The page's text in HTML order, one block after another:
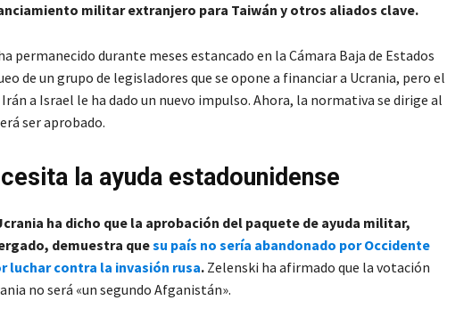
militar extranjero para Taiwán y otros aliados clave.
permanecido durante meses estancado en la Cámara Baja de Estados
de un grupo de legisladores que se opone a financiar a Ucrania, pero el
a Israel le ha dado un nuevo impulso. Ahora, la normativa se dirige al
ser aprobado.
la ayuda estadounidense
ha dicho que la aprobación del paquete de ayuda militar,
demuestra quesu país no sería abandonado por Occidente
luchar contra la invasión rusa.Zelenski ha afirmado que la votación
no será «un segundo Afganistán».